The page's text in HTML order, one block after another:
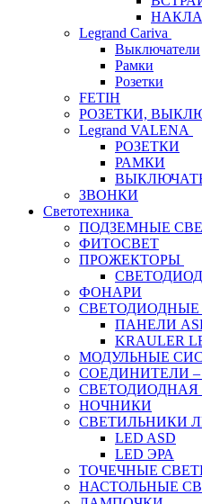
Legrand Cariva
Выключатели
Рамки
Розетки
FETIH
РОЗЕТКИ,
Legrand VALENA
РОЗЕТКИ
РАМКИ
ЗВОНКИ
Светотехника
ПОДЗЕМНЫЕ
ФИТОСВЕТ
ПРОЖЕКТОРЫ
ФОНАРИ
ПАНЕЛИ
KRAULER
МОДУЛЬНЫЕ
СОЕДИНИТЕЛИ
СВЕТОДИОДНАЯ
НОЧНИКИ
СВЕТИЛЬНИКИ
LED ASD
LED ЭРА
ТОЧЕЧНЫЕ
НАСТОЛЬНЫЕ